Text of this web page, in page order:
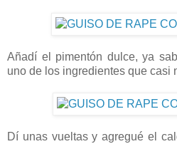
Añadí el pimentón dulce, ya
uno de los ingredientes que casi
Dí unas vueltas y agregué el